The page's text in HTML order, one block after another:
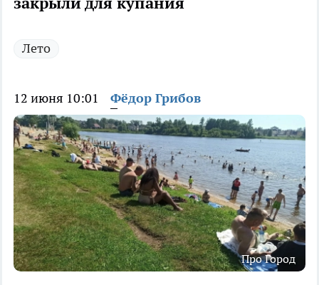
Лето
12 июня 10:01 Фёдор Грибов
Про Город